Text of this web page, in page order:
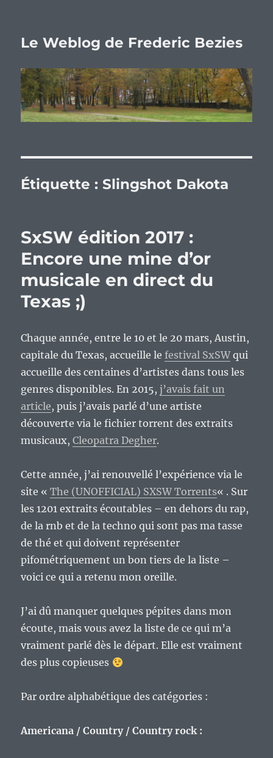
Le Weblog de Frederic Bezies
Étiquette : Slingshot Dakota
SxSW édition 2017 :
Encore une mine d’or
musicale en direct du
Texas ;)
Chaque année, entre le 10 et le 20 mars, Austin,
capitale du Texas, accueille lefestival SxSWqui
accueille des centaines d’artistes dans tous les
genres disponibles. En 2015,j’avais fait un
article, puis j’avais parlé d’une artiste
découverte via le fichier torrent des extraits
musicaux,Cleopatra Degher.
Cette année, j’ai renouvellé l’expérience via le
site «The (UNOFFICIAL) SXSW Torrents« . Sur
les 1201 extraits écoutables – en dehors du rap,
de la rnb et de la techno qui sont pas ma tasse
de thé et qui doivent représenter
pifométriquement un bon tiers de la liste –
voici ce qui a retenu mon oreille.
J’ai dû manquer quelques pépites dans mon
écoute, mais vous avez la liste de ce qui m’a
vraiment parlé dès le départ. Elle est vraiment
des plus copieuses
Par ordre alphabétique des catégories :
Americana / Country / Country rock :